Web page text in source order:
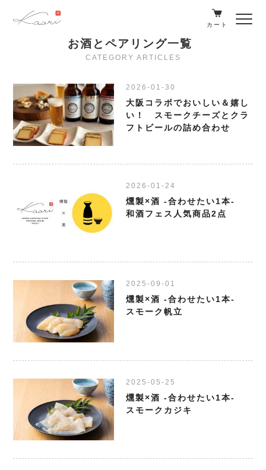
カート
お酒とペアリング一覧
CATEGORY ARTICLES
2026-01-30
大阪コラボでおいしい＆嬉し
い！ スモークチーズとクラ
フトビールの詰め合わせ
2026-01-24
燻製×酒 -合わせたい1本-
和酒フェス人気商品2点
2025-09-01
燻製×酒 -合わせたい1本-
スモーク帆立
2025-05-25
燻製×酒 -合わせたい1本-
スモークカジキ